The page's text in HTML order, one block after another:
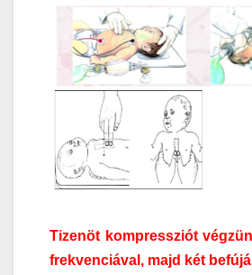
Tizenöt kompressziót
frekvenciával, majd két